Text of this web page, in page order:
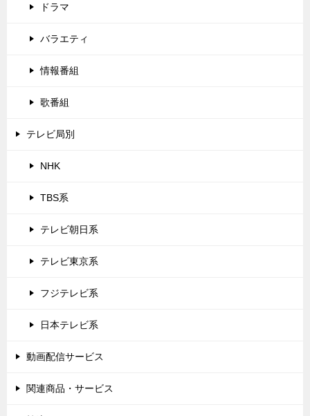
ドラマ
バラエティ
情報番組
歌番組
テレビ局別
NHK
TBS系
テレビ朝日系
テレビ東京系
フジテレビ系
日本テレビ系
動画配信サービス
関連商品・サービス